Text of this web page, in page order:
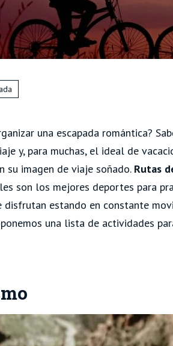
una escapada romántica?
y, para muchas, el ideal de
su imagen de viaje soñado. Rutas
son los mejores deportes para
disfrutan estando en constante
una lista de actividades